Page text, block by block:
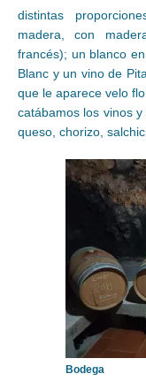
distintas
madera, con
francés); un blanco
Blanc y un vino de
que le aparece velo
catábamos los vinos
queso, chorizo,
Bodega